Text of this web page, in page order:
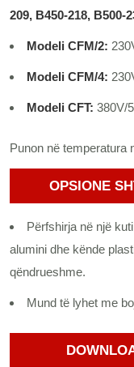
209, B450-218, B500-
Modeli CFM/2:
Modeli CFM/4:
Modeli CFT: 380V/
Punon në temperatura
OPSIONE
Përfshirja në një
alumini dhe kënde
qëndrueshme.
Mund të lyhet me